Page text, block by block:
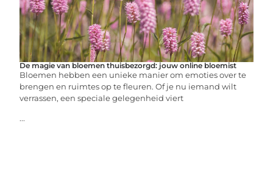
De magie van bloemen thuisbezorgd: jouw online bloemist
Bloemen hebben een unieke manier om emoties over te
brengen en ruimtes op te fleuren. Of je nu iemand wilt
verrassen, een speciale gelegenheid viert
...